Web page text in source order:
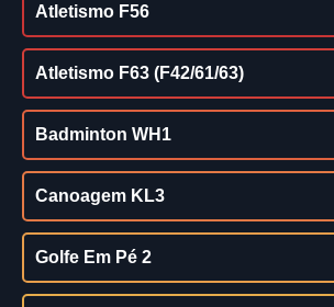
Atletismo F56
Atletismo F63 (F42/61/63)
Badminton WH1
Canoagem KL3
Golfe Em Pé 2